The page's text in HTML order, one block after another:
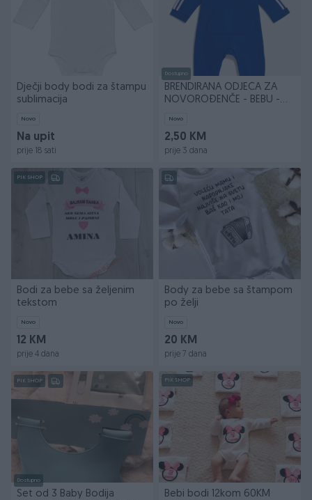
Dječji body bodi za štampu
sublimacija
Novo
Na upit
prije 18 sati
Dostupno
BRENDIRANA ODJEĆA ZA
NOVOROĐENČE - BEBU -
Novo
2,50 KM
prije 3 dana
PIK SHOP
Bodi za bebe sa željenim
tekstom
Novo
12 KM
prije 4 dana
Body za bebe sa štampom
po želji
Novo
20 KM
prije 7 dana
PIK SHOP
Dostupno
Set od 3 Baby Bodija
PIK SHOP
Bebi bodi 12kom 60KM